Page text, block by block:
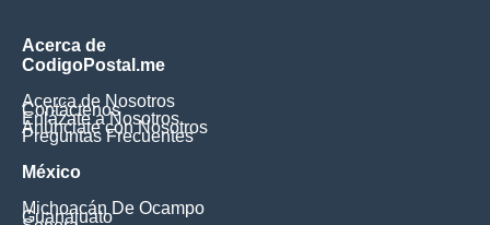
Acerca de
CodigoPostal.me
Acerca de Nosotros
Contáctenos
Enlázate a Nosotros
Anúnciate con Nosotros
Preguntas Frecuentes
México
Michoacán De Ocampo
Guanajuato